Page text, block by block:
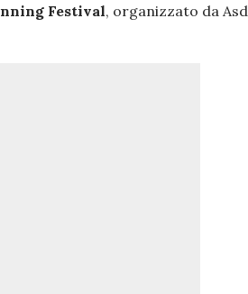
Festival, organizzato da